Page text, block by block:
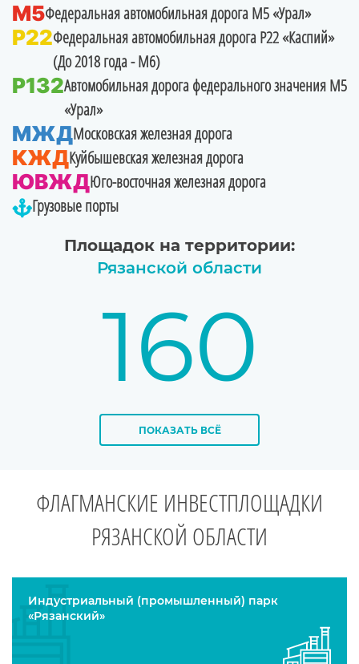
Площадок на территории:
Рязанской области
160
ПОКАЗАТЬ ВСЁ
М5Федеральная автомобильная дорога М5 «Урал»
P22Федеральная автомобильная дорога Р22 «Каспий»
(До 2018 года - М6)
P132Автомобильная дорога федерального значения М5
«Урал»
МЖДМосковская железная дорога
КЖДКуйбышевская железная дорога
ЮВЖДЮго-восточная железная дорога
Грузовые порты
ФЛАГМАНСКИЕ ИНВЕСТПЛОЩАДКИ
РЯЗАНСКОЙ ОБЛАСТИ
Индустриальный (промышленный) парк
«Рязанский»